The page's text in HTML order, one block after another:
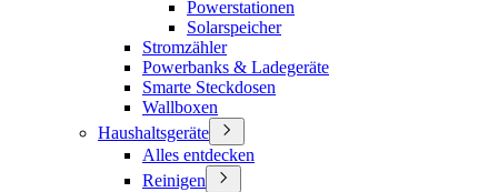
Powerstationen
Solarspeicher
Stromzähler
Powerbanks & Ladegeräte
Smarte Steckdosen
Wallboxen
Haushaltsgeräte
Alles entdecken
Reinigen